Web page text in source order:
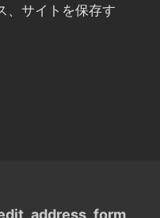
、サイトを保存す